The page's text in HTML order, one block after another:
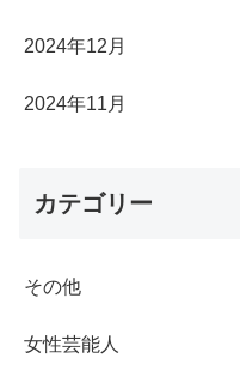
2024年12月
2024年11月
カテゴリー
その他
女性芸能人